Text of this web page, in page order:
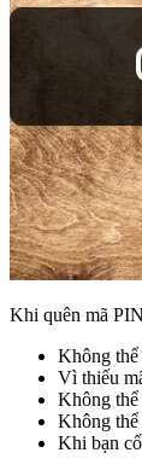
Khi quên mã
Không thể
Vì thiếu
Không thể
Không thể
Khi bạn